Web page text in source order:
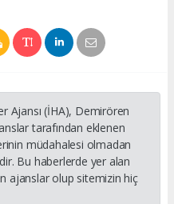
Ajansı (İHA), Demirören
tarafından eklenen
müdahalesi olmadan
Bu haberlerde yer alan
ajanslar olup sitemizin hiç